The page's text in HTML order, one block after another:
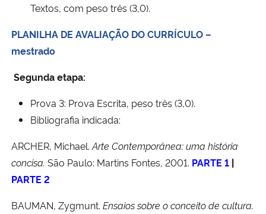
Ministério do Desenvolvimento Regional
Controladoria-Geral da União
Secretaria-Geral
Gabinete de Segurança Institucional
Textos, com peso três (3,0).
PLANILHA DE AVALIAÇÃO DO CURRÍCULO –
mestrado
Segunda etapa:
Prova 3: Prova Escrita, peso três (3,0).
Bibliografia indicada:
ARCHER, Michael. Arte Contemporânea: uma história
concisa. São Paulo: Martins Fontes, 2001. PARTE 1 |
PARTE 2
BAUMAN, Zygmunt. Ensaios sobre o conceito de cultura.